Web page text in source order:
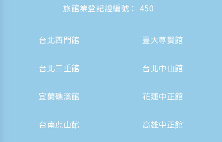
旅館業登記證編號： 450
台北西門館 臺大尊賢館
台北三重館 台北中山館
宜蘭礁溪館 花蓮中正館
台南虎山館 高雄中正館